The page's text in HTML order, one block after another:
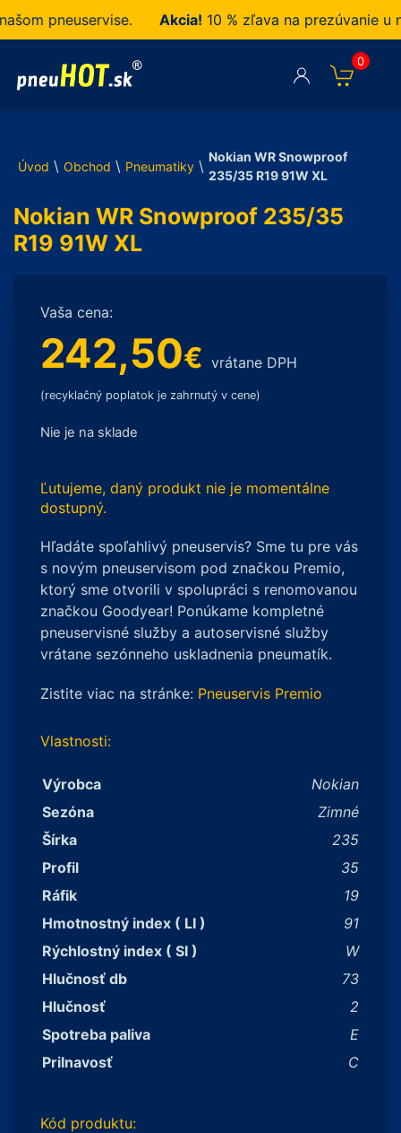
pneuservise. Akcia!10 % zľava na prezúvanie u
0
Úvod \ Obchod \ Pneumatiky \
Nokian WR Snowproof
235/35 R19 91W XL
Nokian WR Snowproof 235/35
R19 91W XL
Vaša cena:
242,50€ vrátane DPH
(recyklačný poplatok je zahrnutý v cene)
Nie je na sklade
Ľutujeme, daný produkt nie je momentálne
dostupný.
Hľadáte spoľahlivý pneuservis? Sme tu pre vás
s novým pneuservisom pod značkou Premio,
ktorý sme otvorili v spolupráci s renomovanou
značkou Goodyear! Ponúkame kompletné
pneuservisné služby a autoservisné služby
vrátane sezónneho uskladnenia pneumatík.
Zistite viac na stránke: Pneuservis Premio
Vlastnosti:
Výrobca
Nokian
Sezóna
Zimné
Šírka
235
Profil
35
Ráfik
19
Hmotnostný index ( LI )
91
Rýchlostný index ( SI )
W
Hlučnosť db
73
Hlučnosť
2
Spotreba paliva
E
Prilnavosť
C
Kód produktu: